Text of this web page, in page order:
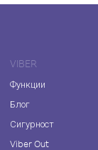
VIBER
Функции
Блог
Сигурност
Viber Out